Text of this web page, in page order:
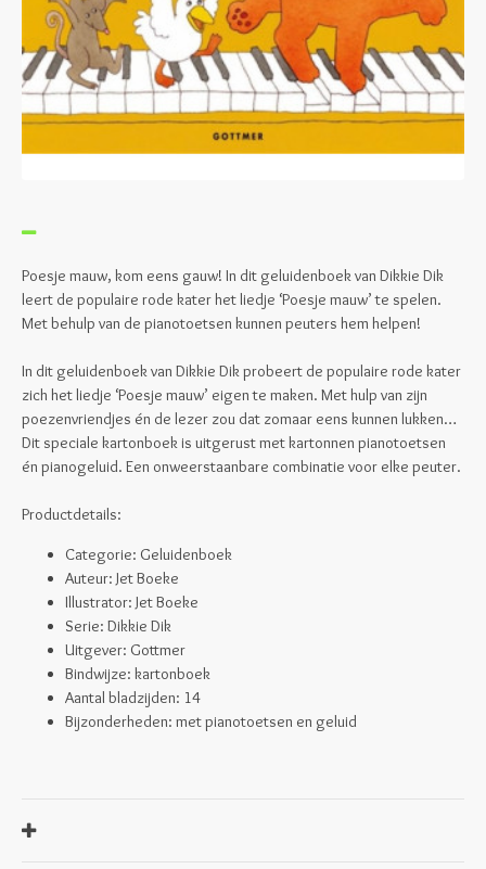
Poesje mauw, kom eens gauw! In dit geluidenboek van Dikkie Dik
leert de populaire rode kater het liedje ‘Poesje mauw’ te spelen.
Met behulp van de pianotoetsen kunnen peuters hem helpen!
In dit geluidenboek van Dikkie Dik probeert de populaire rode kater
zich het liedje ‘Poesje mauw’ eigen te maken. Met hulp van zijn
poezenvriendjes én de lezer zou dat zomaar eens kunnen lukken…
Dit speciale kartonboek is uitgerust met kartonnen pianotoetsen
én pianogeluid. Een onweerstaanbare combinatie voor elke peuter.
Productdetails:
Categorie: Geluidenboek
Auteur: Jet Boeke
Illustrator: Jet Boeke
Serie: Dikkie Dik
Uitgever: Gottmer
Bindwijze: kartonboek
Aantal bladzijden: 14
Bijzonderheden: met pianotoetsen en geluid